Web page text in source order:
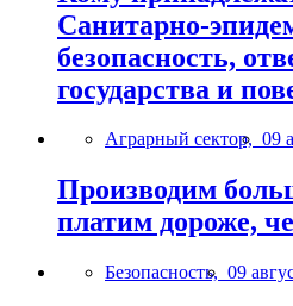
Санитарно-
безопасность,
государства и
Аграрный сектор, 09
Производим
платим дороже,
Безопасность, 09